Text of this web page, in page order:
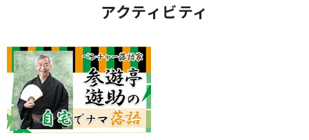
アクティビティ